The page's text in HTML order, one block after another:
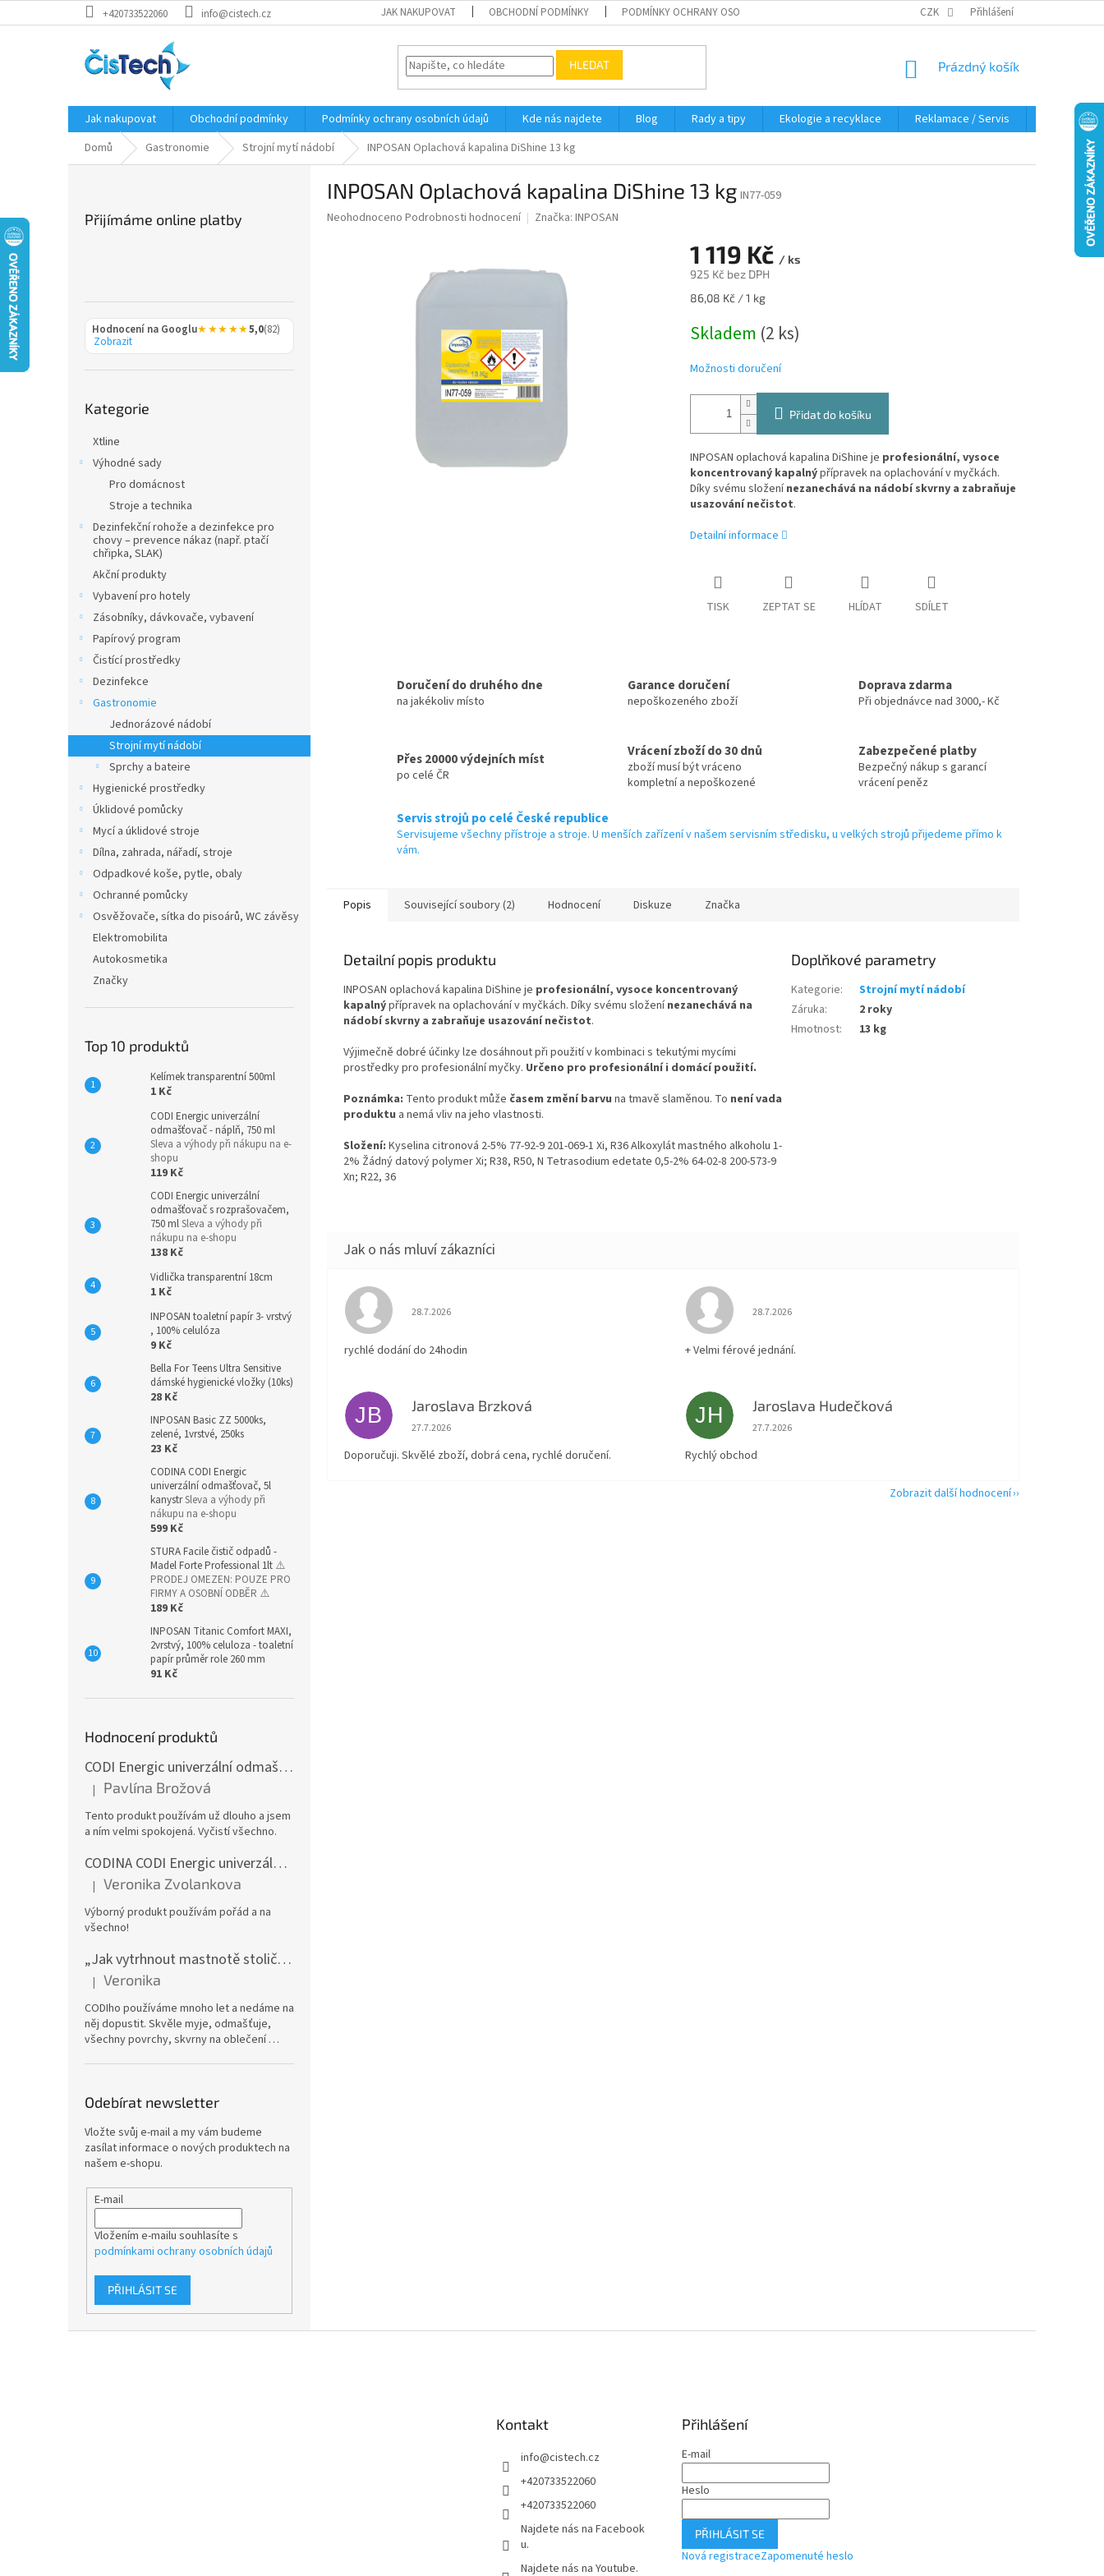
na
+420733522060 info@cistech.cz JAK NAKUPOVAT OBCHODNÍ PODMÍNKY PODMÍNKY OCHRANY OSOBNÍCH ÚDAJŮ CZK Přihlášení
HLEDAT
NÁKUPNÍ
Prázdný košík
Jak nakupovat Obchodní podmínky Podmínky ochrany osobních údajů Kde nás najdete Blog Rady a tipy Ekologie a recyklace Reklamace / Servis
Hodnocení
Domů
Gastronomie Strojní mytí nádobí INPOSAN Oplachová kapalina DiShine 13 kg
Přijímáme online platby
Hodnocení na Googlu★★★★★5,0(82)
Zobrazit
kategorie
Kategorie
Xtline
Výhodné sady
Pro domácnost
Stroje a technika
Dezinfekční rohože a dezinfekce pro
chovy – prevence nákaz (např. ptačí
chřipka, SLAK)
Akční produkty
Vybavení pro hotely
Zásobníky, dávkovače, vybavení
Papírový program
Čistící prostředky
Dezinfekce
Gastronomie
Jednorázové nádobí
Strojní mytí nádobí
Sprchy a bateire
Hygienické prostředky
Úklidové pomůcky
Mycí a úklidové stroje
Dílna, zahrada, nářadí, stroje
Odpadkové koše, pytle, obaly
Ochranné pomůcky
Osvěžovače, sítka do pisoárů, WC závěsy
Elektromobilita
Autokosmetika
Značky
Top 10 produktů
Kelímek transparentní 500ml
1 Kč
CODI Energic univerzální
odmašťovač - náplň, 750 ml
Sleva a výhody při nákupu na e-
shopu
119 Kč
CODI Energic univerzální
odmašťovač s rozprašovačem,
750 mlSleva a výhody při
nákupu na e-shopu
138 Kč
Vidlička transparentní 18cm
1 Kč
INPOSAN toaletní papír 3- vrstvý
, 100% celulóza
9 Kč
Bella For Teens Ultra Sensitive
dámské hygienické vložky (10ks)
28 Kč
INPOSAN Basic ZZ 5000ks,
zelené, 1vrstvé, 250ks
23 Kč
CODINA CODI Energic
univerzální odmašťovač, 5l
kanystrSleva a výhody při
nákupu na e-shopu
599 Kč
STURA Facile čistič odpadů -
Madel Forte Professional 1lt ⚠️
PRODEJ OMEZEN: POUZE PRO
FIRMY A OSOBNÍ ODBĚR ⚠️
189 Kč
INPOSAN Titanic Comfort MAXI,
2vrstvý, 100% celuloza - toaletní
papír průměr role 260 mm
91 Kč
Hodnocení produktů
CODI Energic univerzální odmašťovač s rozprašovačem, 750 ml
Hodnocení produktu je 5 z 5 hvězdiček.
| Pavlína Brožová
Tento produkt používám už dlouho a jsem
a ním velmi spokojená. Vyčistí všechno.
CODINA CODI Energic univerzální odmašťovač, 5l kanystr
Hodnocení produktu je 5 z 5 hvězdiček.
| Veronika Zvolankova
Výborný produkt používám pořád a na
všechno!
„Jak vytrhnout mastnotě stoličku“ – CODI Energic univerzální odmašťovač 750 ml (náplň), karton 12 ks | dlouhodobá zásoba
Hodnocení produktu je 5 z 5 hvězdiček.
| Veronika
CODIho používáme mnoho let a nedáme na
něj dopustit. Skvěle myje, odmašťuje,
všechny povrchy, skvrny na oblečení …
Odebírat newsletter
Vložte svůj e-mail a my vám budeme
zasílat informace o nových produktech na
našem e-shopu.
E-mail
Vložením e-mailu souhlasíte s
podmínkami ochrany osobních údajů
PŘIHLÁSIT SE
INPOSAN Oplachová kapalina DiShine 13 kg IN77-059
Průměrné
Neohodnoceno Podrobnosti hodnocení Značka: INPOSAN
1 119 Kč / ks
925 Kč bez DPH
Měrná
86,08 Kč / 1 kg
Skladem (2 ks)
Možnosti doručení
Přidat do košíku
INPOSAN oplachová kapalina DiShine​ je profesionální, vysoce
koncentrovaný kapalnýpřípravek na oplachování v myčkách.
Díky svému složenínezanechává na nádobí skvrny a zabraňuje
usazování nečistot.
Detailní informace
TISK ZEPTAT SE HLÍDAT SDÍLET
Doručení do druhého dne
na jakékoliv místo
Garance doručení
nepoškozeného zboží
Doprava zdarma
Při objednávce nad 3000,- Kč
Přes 20000 výdejních míst
po celé ČR
Vrácení zboží do 30 dnů
zboží musí být vráceno
kompletní a nepoškozené
Zabezpečené platby
Bezpečný nákup s garancí
vrácení peněz
Servis strojů po celé České republice
Servisujeme všechny přístroje a stroje. U menších zařízení v našem servisním středisku, u velkých strojů přijedeme přímo k
vám.
Popis Související soubory (2) Hodnocení Diskuze Značka
Detailní popis produktu
INPOSAN oplachová kapalina DiShine​ je profesionální, vysoce koncentrovaný
kapalnýpřípravek na oplachování v myčkách. Díky svému složení nezanechává na
nádobí skvrny a zabraňuje usazování nečistot.
Výjimečně dobré účinky lze dosáhnout při použití v kombinaci s tekutými mycími
prostředky pro profesionální myčky. Určeno pro profesionální i domácí použití.
Poznámka: Tento produkt může časem změní barvu na tmavě slaměnou. To není vada
produktu a nemá vliv na jeho vlastnosti.
Složení: Kyselina citronová 2-5% 77-92-9 201-069-1 Xi, R36 Alkoxylát mastného alkoholu 1-
2% Žádný datový polymer Xi; R38, R50, N Tetrasodium edetate 0,5-2% 64-02-8 200-573-9
Xn; R22, 36
Doplňkové parametry
Kategorie:
Strojní mytí nádobí
Záruka:
2 roky
Hmotnost: 13 kg
Hodnocení obchodu je 5 z 5 hvězdiček.
28.7.2026
rychlé dodání do 24hodin
Hodnocení obchodu je 5 z 5 hvězdiček.
28.7.2026
+ Velmi férové jednání.
JB Jaroslava Brzková
Hodnocení obchodu je 5 z 5 hvězdiček.
27.7.2026
Doporučuji. Skvělé zboží, dobrá cena, rychlé doručení.
JH Jaroslava Hudečková
Hodnocení obchodu je 5 z 5 hvězdiček.
27.7.2026
Rychlý obchod
Zobrazit další hodnocení
Kontakt
info@cistech.cz
+420733522060
+420733522060
Najdete nás na Facebook
u.
Najdete nás na Youtube.
Přihlášení
E-mail
Heslo
PŘIHLÁSIT SE
Nová registraceZapomenuté heslo